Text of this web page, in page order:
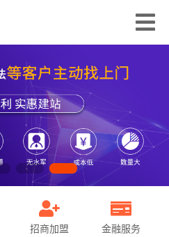
招商加盟 金融服务